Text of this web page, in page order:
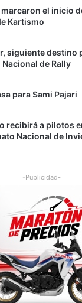
el inicio
Kartismo
siguiente destino
de Rally
para Sami Pajari
recibirá a pilotos
Nacional de
-Publicidad-